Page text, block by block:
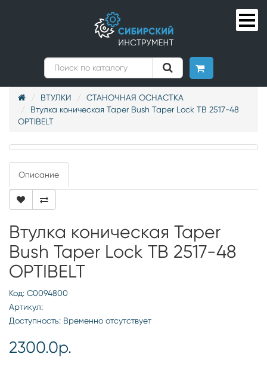
ВТУЛКИ
СТАНОЧНАЯ ОСНАСТКА
Втулка коническая Taper Bush Taper Lock TB 2517-48
OPTIBELT
Описание
Втулка коническая Taper
Bush Taper Lock TB 2517-48
OPTIBELT
Код: С0094800
Артикул:
Доступность: Временно отсутствует
2300.0р.